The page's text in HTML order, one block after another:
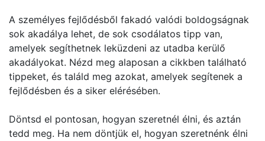
A személyes fejlődésből fakadó valódi boldogságnak
sok akadálya lehet, de sok csodálatos tipp van,
amelyek segíthetnek leküzdeni az utadba kerülő
akadályokat. Nézd meg alaposan a cikkben található
tippeket, és találd meg azokat, amelyek segítenek a
fejlődésben és a siker elérésében.
Döntsd el pontosan, hogyan szeretnél élni, és aztán
tedd meg. Ha nem döntjük el, hogyan szeretnénk élni